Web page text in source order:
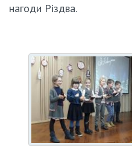
нагоди Різдва.